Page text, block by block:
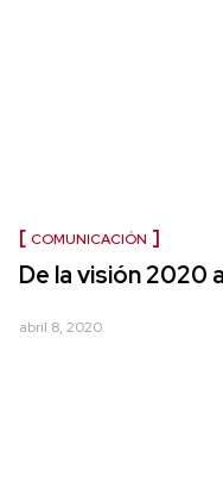
COMUNICACIÓN
De la visión 2020
abril 8, 2020